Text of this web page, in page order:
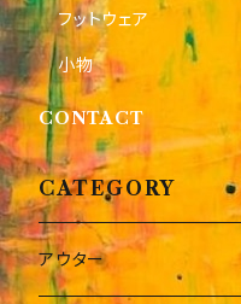
フットウェア
小物
CONTACT
CATEGORY
アウター